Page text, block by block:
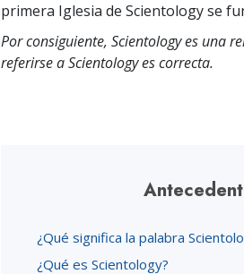
primera Iglesia de Scientology se
Por consiguiente, Scientology es una
referirse a Scientology es correcta.
¿Qué significa la palabra
¿Qué es Scientology?